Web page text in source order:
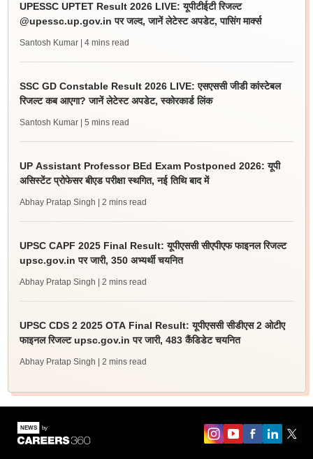
UPESSC UPTET Result 2026 LIVE: यूपीटीईटी रिजल्ट
@upessc.up.gov.in पर जल्द, जानें लेटेस्ट अपडेट, पासिंग मार्क्स
Santosh Kumar | 4 mins read
SSC GD Constable Result 2026 LIVE: एसएससी जीडी कांस्टेबल
रिजल्ट कब आएगा? जानें लेटेस्ट अपडेट, स्कोरकार्ड लिंक
Santosh Kumar | 5 mins read
UP Assistant Professor BEd Exam Postponed 2026: यूपी
असिस्टेंट प्रोफेसर बीएड परीक्षा स्थगित, नई तिथि बाद में
Abhay Pratap Singh | 2 mins read
UPSC CAPF 2025 Final Result: यूपीएससी सीएपीएफ फाइनल रिजल्ट
upsc.gov.in पर जारी, 350 अभ्यर्थी चयनित
Abhay Pratap Singh | 2 mins read
UPSC CDS 2 2025 OTA Final Result: यूपीएससी सीडीएस 2 ओटीए
फाइनल रिजल्ट upsc.gov.in पर जारी, 483 कैंडिडेट चयनित
Abhay Pratap Singh | 2 mins read